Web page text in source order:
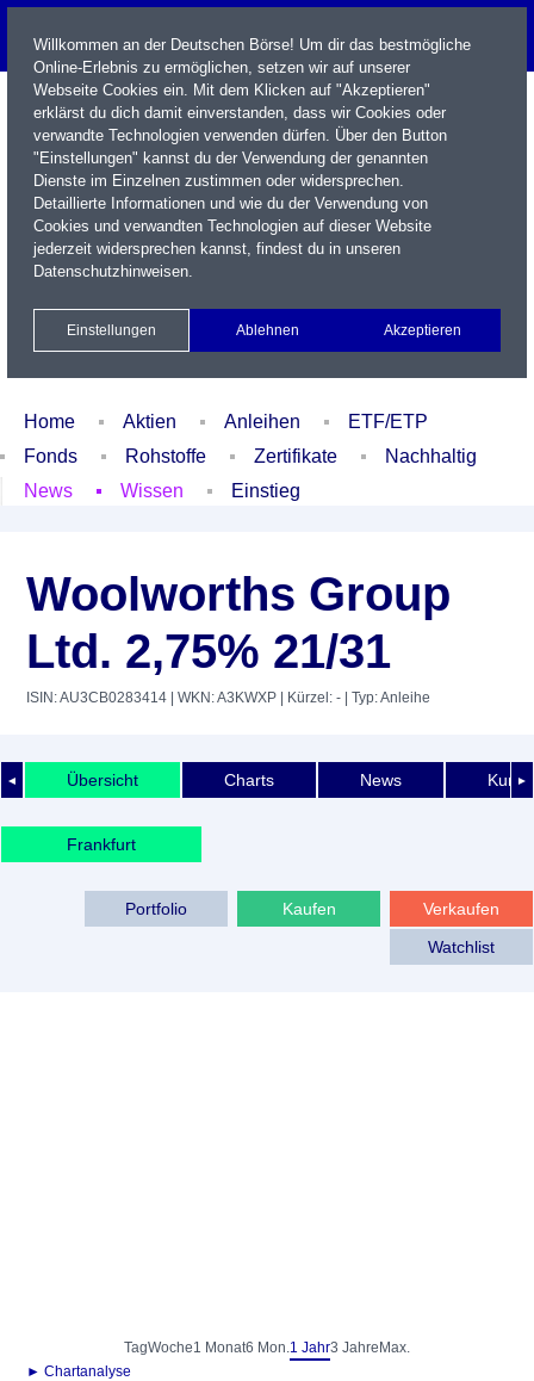
Name / WKN / ISIN / Kürzel
Xetra Realtime
Watchlist Portfolio Login
Home Aktien Anleihen
ETF/ETP
Fonds
Rohstoffe Zertifikate
Nachhaltig
News
Wissen Einstieg
Woolworths Group
Ltd. 2,75% 21/31
ISIN: AU3CB0283414 | WKN: A3KWXP | Kürzel: - | Typ: Anleihe
◄ ►
Übersicht Charts News
Frankfurt
Verkaufen
Kaufen
Portfolio
Watchlist
TagWoche1 Monat6 Mon.1 Jahr3 Jahre Max.
► Chartanalyse
Willkommen an der Deutschen Börse! Um dir das bestmögliche
Online-Erlebnis zu ermöglichen, setzen wir auf unserer
Webseite Cookies ein. Mit dem Klicken auf "Akzeptieren"
erklärst du dich damit einverstanden, dass wir Cookies oder
verwandte Technologien verwenden dürfen. Über den Button
"Einstellungen" kannst du der Verwendung der genannten
Dienste im Einzelnen zustimmen oder widersprechen.
Detaillierte Informationen und wie du der Verwendung von
Cookies und verwandten Technologien auf dieser Website
jederzeit widersprechen kannst, findest du in unseren
Datenschutzhinweisen.
Einstellungen Ablehnen Akzeptieren